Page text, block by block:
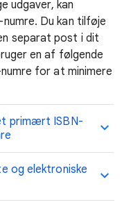
udgaver, kan
Du kan tilføje
separat post i dit
en af følgende
for at minimere
primært ISBN-
og elektroniske